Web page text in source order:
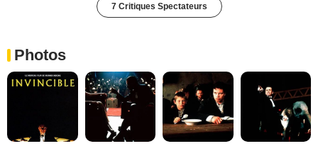
7 Critiques Spectateurs
Photos